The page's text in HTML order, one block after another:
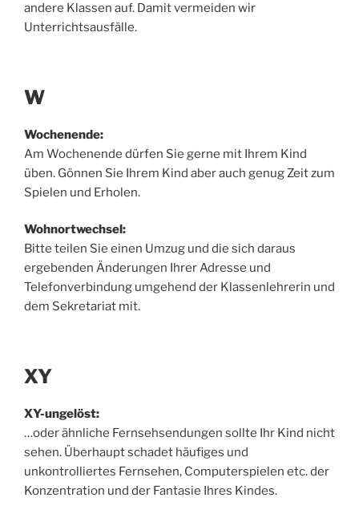
andere Klassen auf. Damit vermeiden wir
Unterrichtsausfälle.
W
Wochenende:
Am Wochenende dürfen Sie gerne mit Ihrem Kind
üben. Gönnen Sie Ihrem Kind aber auch genug Zeit zum
Spielen und Erholen.
Wohnortwechsel:
Bitte teilen Sie einen Umzug und die sich daraus
ergebenden Änderungen Ihrer Adresse und
Telefonverbindung umgehend der Klassenlehrerin und
dem Sekretariat mit.
XY
XY-ungelöst:
…oder ähnliche Fernsehsendungen sollte Ihr Kind nicht
sehen. Überhaupt schadet häufiges und
unkontrolliertes Fernsehen, Computerspielen etc. der
Konzentration und der Fantasie Ihres Kindes.